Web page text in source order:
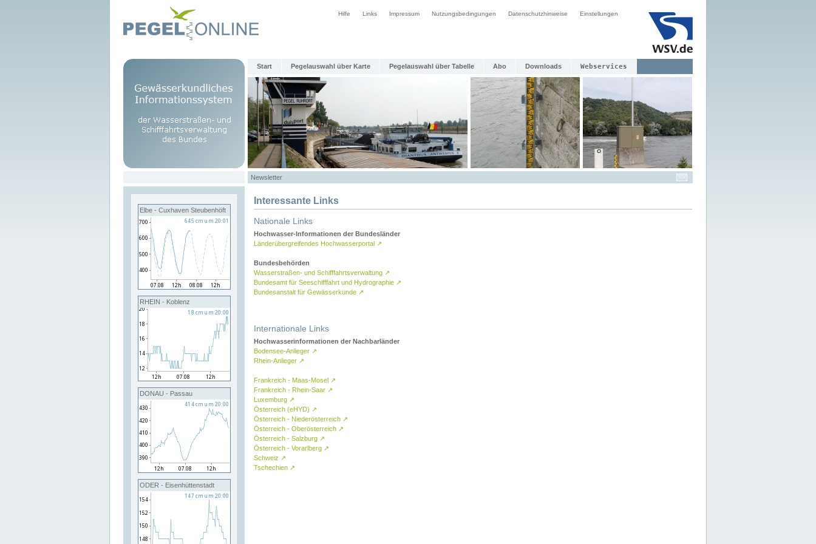
Hilfe Links Impressum Nutzungsbedingungen Datenschutzhinweise Einstellungen
Start Pegelauswahl über Karte Pegelauswahl über Tabelle Abo Downloads Webservices
Newsletter
Elbe - Cuxhaven Steubenhöft
RHEIN - Koblenz
DONAU - Passau
ODER - Eisenhüttenstadt
Interessante Links
Nationale Links
Hochwasser-Informationen der Bundesländer
Länderübergreifendes Hochwasserportal ↗
Bundesbehörden
Wasserstraßen- und Schifffahrtsverwaltung ↗
Bundesamt für Seeschifffahrt und Hydrographie ↗
Bundesanstalt für Gewässerkunde ↗
Internationale Links
Hochwasserinformationen der Nachbarländer
Bodensee-Anlieger ↗
Rhein-Anlieger ↗
Frankreich - Maas-Mosel ↗
Frankreich - Rhein-Saar ↗
Luxemburg ↗
Österreich (eHYD) ↗
Österreich - Niederösterreich ↗
Österreich - Oberösterreich ↗
Österreich - Salzburg ↗
Österreich - Vorarlberg ↗
Schweiz ↗
Tschechien ↗